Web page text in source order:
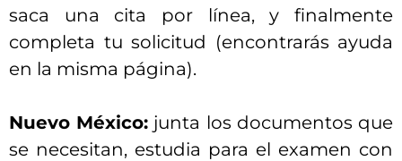
saca una cita por línea, y finalmente
completa tu solicitud (encontrarás ayuda
en la misma página).
Nuevo México: junta los documentos que
se necesitan, estudia para el examen con